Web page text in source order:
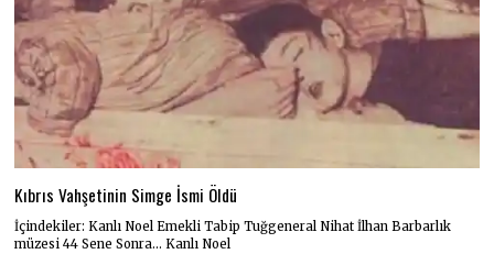
Kıbrıs Vahşetinin Simge İsmi Öldü
İçindekiler: Kanlı Noel Emekli Tabip Tuğgeneral Nihat İlhan Barbarlık
müzesi 44 Sene Sonra… Kanlı Noel